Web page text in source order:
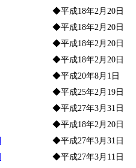
◆平成18年2月20日
◆平成18年2月20日
◆平成18年2月20日
◆平成18年2月20日
◆平成20年8月1日
◆平成25年2月19日
◆平成27年3月31日
◆平成18年2月20日
◆平成27年3月31日
◆平成27年3月11日